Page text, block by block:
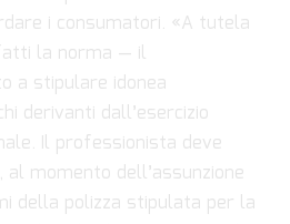
i consumatori. «A tutela
la norma — il
a stipulare idonea
derivanti dall’esercizio
Il professionista deve
momento dell’assunzione
della polizza stipulata per la